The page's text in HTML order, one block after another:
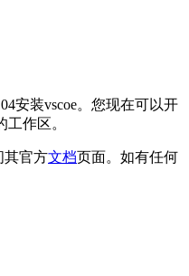
安装vscoe。您现在可以开
作区。
其官方文档页面。如有任何